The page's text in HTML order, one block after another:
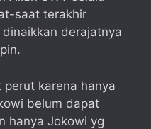
saat terakhir
derajatnya
perut karena hanya
belum dapat
hanya Jokowi yg